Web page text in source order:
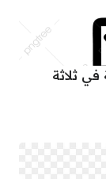
في ثلاثة